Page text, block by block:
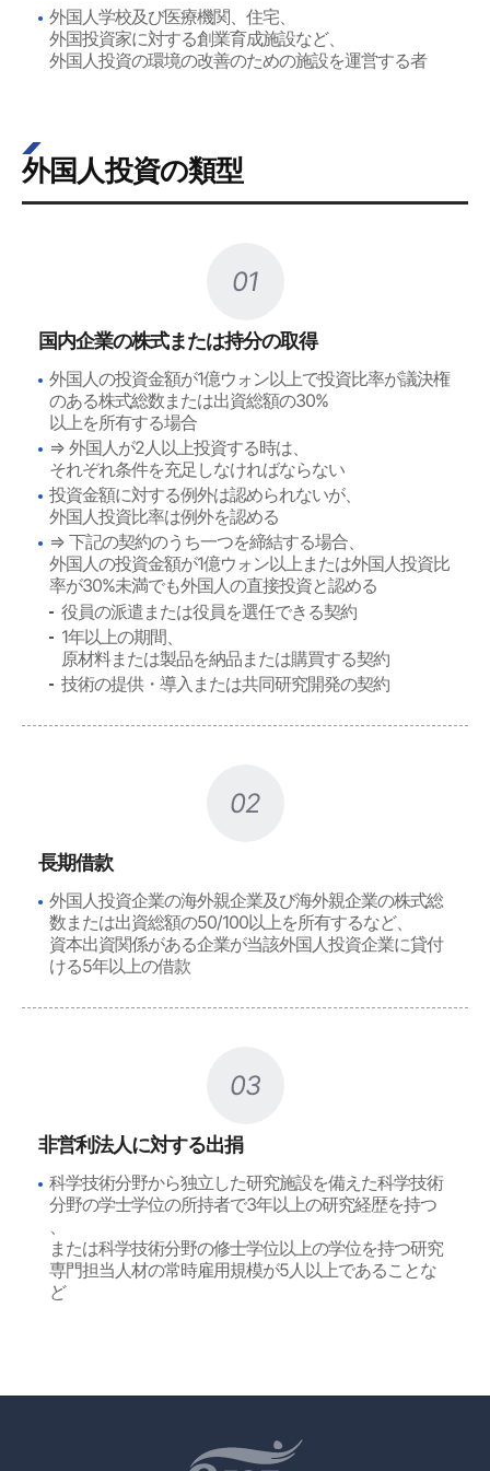
外国人学校及び医療機関、住宅、
外国投資家に対する創業育成施設など、
外国人投資の環境の改善のための施設を運営する者
外国人投資の類型
01
国内企業の株式または持分の取得
外国人の投資金額が1億ウォン以上で投資比率が議決権
のある株式総数または出資総額の30%
以上を所有する場合
⇒ 外国人が2人以上投資する時は、
それぞれ条件を充足しなければならない
投資金額に対する例外は認められないが、
外国人投資比率は例外を認める
⇒ 下記の契約のうち一つを締結する場合、
外国人の投資金額が1億ウォン以上または外国人投資比
率が30%未満でも外国人の直接投資と認める
役員の派遣または役員を選任できる契約
1年以上の期間、
原材料または製品を納品または購買する契約
技術の提供・導入または共同研究開発の契約
02
長期借款
外国人投資企業の海外親企業及び海外親企業の株式総
数または出資総額の50/100以上を所有するなど、
資本出資関係がある企業が当該外国人投資企業に貸付
ける5年以上の借款
03
非営利法人に対する出捐
科学技術分野から独立した研究施設を備えた科学技術
分野の学士学位の所持者で3年以上の研究経歴を持つ
、
または科学技術分野の修士学位以上の学位を持つ研究
専門担当人材の常時雇用規模が5人以上であることな
ど